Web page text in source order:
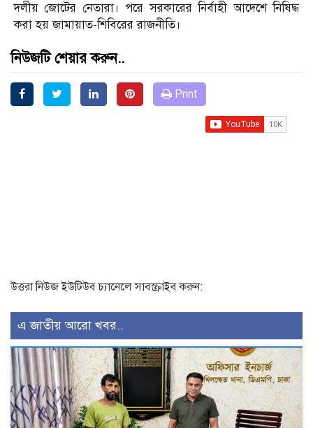
দলীয় জোটের নেতারা। পরে সরকারের নির্বাহী আদেশে নিষিদ্ধ
করা হয় জামায়াত-শিবিরের রাজনীতি।
নিউজটি শেয়ার করুন..
Print
উত্তরা নিউজ ইউটিউব চ্যানেলে সাবস্ক্রাইব করুন:
এ জাতীয় আরো খবর..